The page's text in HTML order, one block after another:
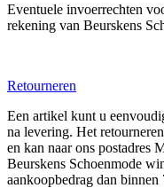
Eventuele invoerrechten
rekening van Beurskens
Retourneren
Een artikel kunt u
na levering. Het
en kan naar ons postadres
Beurskens Schoenmode
aankoopbedrag dan